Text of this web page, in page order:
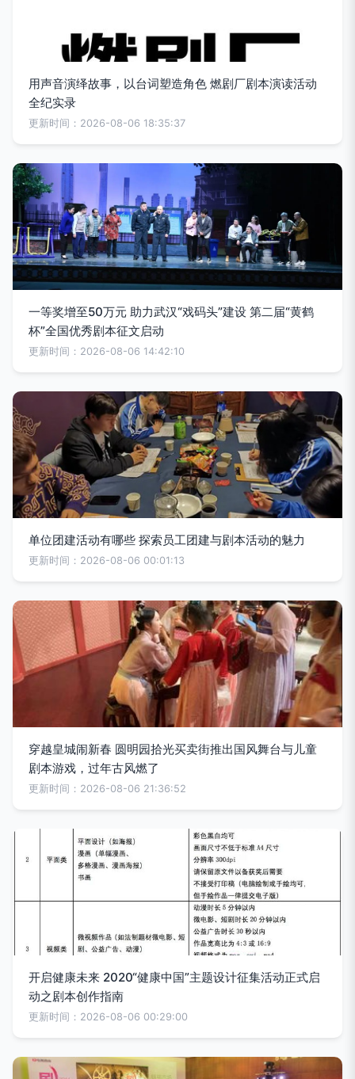
用声音演绎故事，以台词塑造角色 燃剧厂剧本演读活动
全纪实录
更新时间：2026-08-06 18:35:37
一等奖增至50万元 助力武汉“戏码头”建设 第二届“黄鹤
杯”全国优秀剧本征文启动
更新时间：2026-08-06 14:42:10
单位团建活动有哪些 探索员工团建与剧本活动的魅力
更新时间：2026-08-06 00:01:13
穿越皇城闹新春 圆明园拾光买卖街推出国风舞台与儿童
剧本游戏，过年古风燃了
更新时间：2026-08-06 21:36:52
开启健康未来 2020“健康中国”主题设计征集活动正式启
动之剧本创作指南
更新时间：2026-08-06 00:29:00